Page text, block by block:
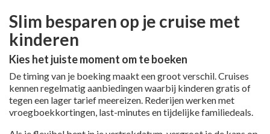
Slim besparen op je cruise met
kinderen
Kies het juiste moment om te boeken
De timing van je boeking maakt een groot verschil. Cruises
kennen regelmatig aanbiedingen waarbij kinderen gratis of
tegen een lager tarief meereizen. Rederijen werken met
vroegboekkortingen, last-minutes en tijdelijke familiedeals.